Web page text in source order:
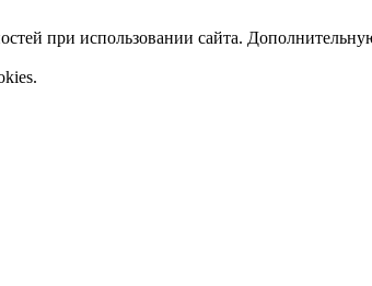
при использовании сайта.